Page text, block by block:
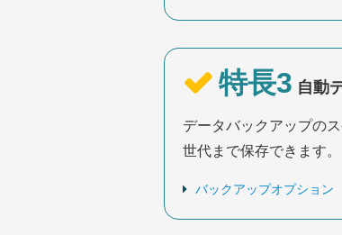
特長3 自動
データバックアップの
世代まで保存できます。
バックアップオプション